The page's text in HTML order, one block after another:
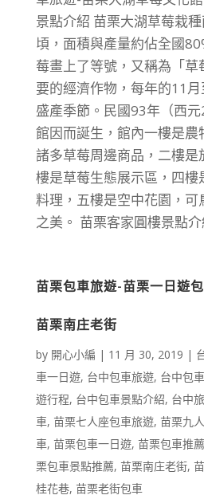
景點介紹 苗栗大湖草莓栽
頃，面積與產量約佔全國
莓畫上了等號，又稱為「
要的經濟作物，每年的11
盛產季節。民國93年（西
館因而誕生，館內一樓是農
諸多草莓周邊商品，二樓是
樓是草莓生態展示區，四
料理，五樓是空中花園，可
之美。 苗栗客家圓樓景點介
苗栗包車旅遊-苗栗一日遊
苗栗南庄老街
by 開心小編 | 11 月 30, 2019 |
車一日遊, 台中包車旅遊, 台中包
遊行程, 台中包車景點介紹, 台中
車, 苗栗七人座包車旅遊, 苗栗九
車, 苗栗包車一日遊, 苗栗包車推
栗包車景點推薦, 苗栗南庄老街,
桂花巷, 苗栗老街包車